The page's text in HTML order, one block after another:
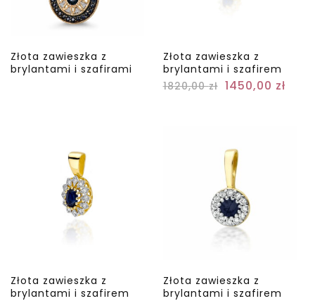
Złota zawieszka z
brylantami i szafirami
Złota zawieszka z
brylantami i szafirem
1820,00zł 1450,00 zł
Złota zawieszka z
brylantami i szafirem
Złota zawieszka z
brylantami i szafirem